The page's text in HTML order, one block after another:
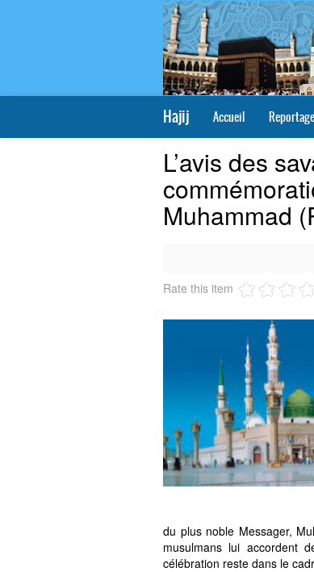
Hajij Accueil Reportage
L’avis des
Muhammad
Rate this item
du plus noble Messager,
musulmans lui accordent
célébration reste dans le